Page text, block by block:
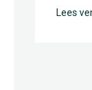
Lees